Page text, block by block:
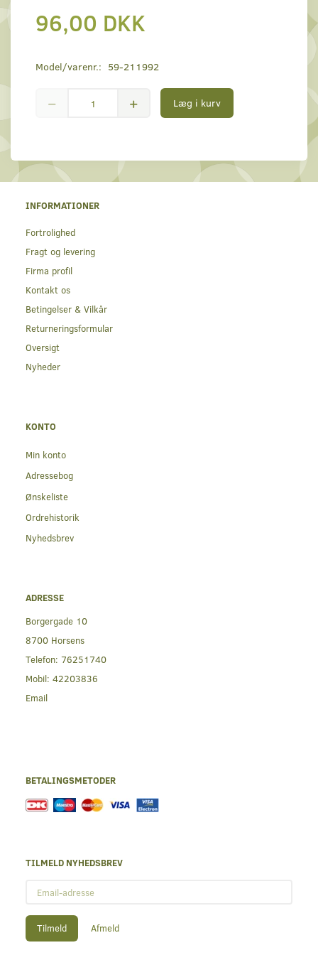
96,00 DKK
Model/varenr.: 59-211992
Læg i kurv
INFORMATIONER
Fortrolighed
Fragt og levering
Firma profil
Kontakt os
Betingelser & Vilkår
Returneringsformular
Oversigt
Nyheder
KONTO
Min konto
Adressebog
Ønskeliste
Ordrehistorik
Nyhedsbrev
ADRESSE
Borgergade 10
8700 Horsens
Telefon: 76251740
Mobil: 42203836
Email
BETALINGSMETODER
TILMELD NYHEDSBREV
adresse
Tilmeld Afmeld